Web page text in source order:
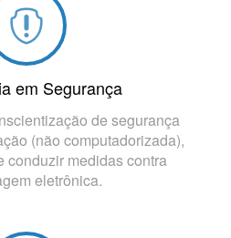
em Segurança
de segurança
(não computadorizada),
conduzir medidas contra
eletrônica.